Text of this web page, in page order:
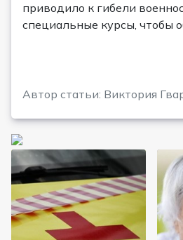
приводило к гибели
специальные курсы, чтобы
Автор статьи: Виктория